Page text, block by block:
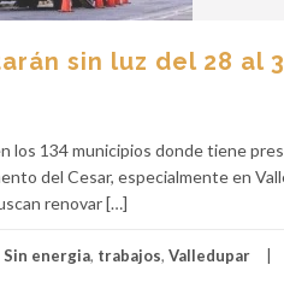
sin luz del 28 al
los 134 municipios donde tiene
del Cesar, especialmente en
renovar […]
Sin energia, trabajos, Valledupar